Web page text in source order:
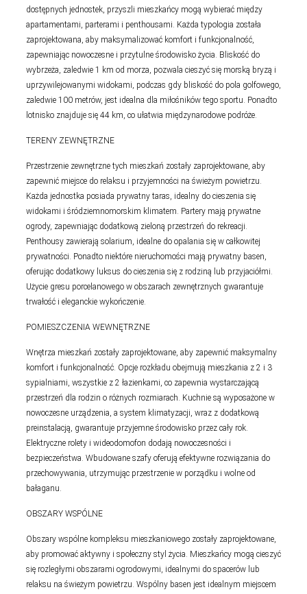
dostępnych jednostek, przyszli mieszkańcy mogą wybierać między
apartamentami, parterami i penthousami. Każda typologia została
zaprojektowana, aby maksymalizować komfort i funkcjonalność,
zapewniając nowoczesne i przytulne środowisko życia. Bliskość do
wybrzeża, zaledwie 1 km od morza, pozwala cieszyć się morską bryzą i
uprzywilejowanymi widokami, podczas gdy bliskość do pola golfowego,
zaledwie 100 metrów, jest idealna dla miłośników tego sportu. Ponadto
lotnisko znajduje się 44 km, co ułatwia międzynarodowe podróże.
TERENY ZEWNĘTRZNE
Przestrzenie zewnętrzne tych mieszkań zostały zaprojektowane, aby
zapewnić miejsce do relaksu i przyjemności na świeżym powietrzu.
Każda jednostka posiada prywatny taras, idealny do cieszenia się
widokami i śródziemnomorskim klimatem. Partery mają prywatne
ogrody, zapewniając dodatkową zieloną przestrzeń do rekreacji.
Penthousy zawierają solarium, idealne do opalania się w całkowitej
prywatności. Ponadto niektóre nieruchomości mają prywatny basen,
oferując dodatkowy luksus do cieszenia się z rodziną lub przyjaciółmi.
Użycie gresu porcelanowego w obszarach zewnętrznych gwarantuje
trwałość i eleganckie wykończenie.
POMIESZCZENIA WEWNĘTRZNE
Wnętrza mieszkań zostały zaprojektowane, aby zapewnić maksymalny
komfort i funkcjonalność. Opcje rozkładu obejmują mieszkania z 2 i 3
sypialniami, wszystkie z 2 łazienkami, co zapewnia wystarczającą
przestrzeń dla rodzin o różnych rozmiarach. Kuchnie są wyposażone w
nowoczesne urządzenia, a system klimatyzacji, wraz z dodatkową
preinstalacją, gwarantuje przyjemne środowisko przez cały rok.
Elektryczne rolety i wideodomofon dodają nowoczesności i
bezpieczeństwa. Wbudowane szafy oferują efektywne rozwiązania do
przechowywania, utrzymując przestrzenie w porządku i wolne od
bałaganu.
OBSZARY WSPÓLNE
Obszary wspólne kompleksu mieszkaniowego zostały zaprojektowane,
aby promować aktywny i społeczny styl życia. Mieszkańcy mogą cieszyć
się rozległymi obszarami ogrodowymi, idealnymi do spacerów lub
relaksu na świeżym powietrzu. Wspólny basen jest idealnym miejscem